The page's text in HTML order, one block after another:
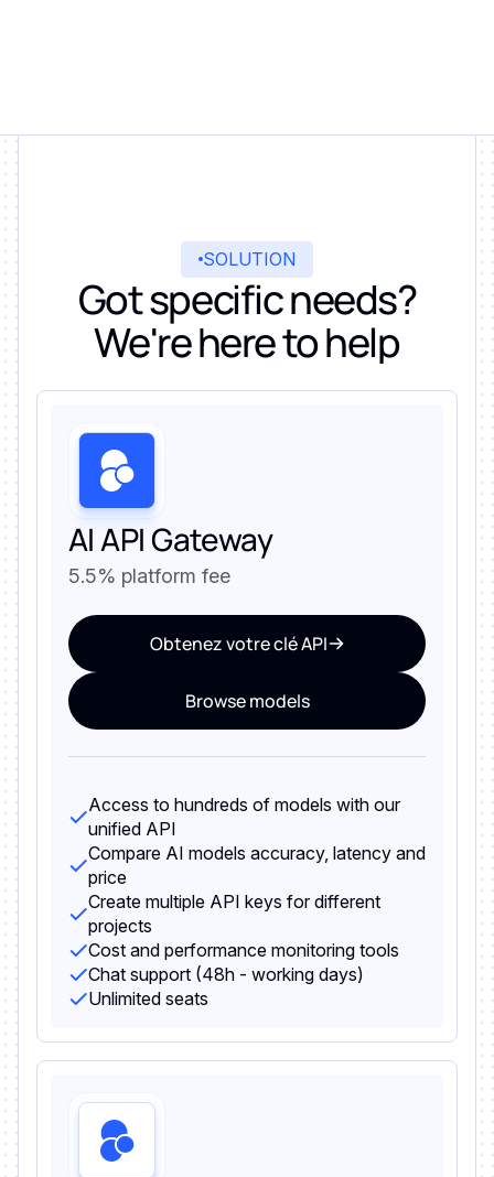
SOLUTION
Got specific needs?
We're here to help
AI API Gateway
5.5% platform fee
Obtenez votre clé API
Browse models
Access to hundreds of models with our
unified API
Compare AI models accuracy, latency and
price
Create multiple API keys for different
projects
Cost and performance monitoring tools
Chat support (48h - working days)
Unlimited seats